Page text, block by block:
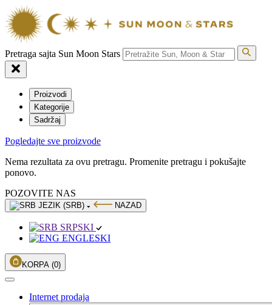
Pretraga sajta Sun Moon Stars
Proizvodi
Kategorije
Sadržaj
Pogledajte sve proizvode
Nema rezultata za ovu pretragu. Promenite pretragu i pokušajte
ponovo.
POZOVITE NAS
JEZIK (SRB) NAZAD
SRPSKI
ENGLESKI
KORPA (0)
Internet prodaja